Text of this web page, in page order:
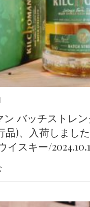
ン バッチストレン
品)、入荷しまし
イスキー/